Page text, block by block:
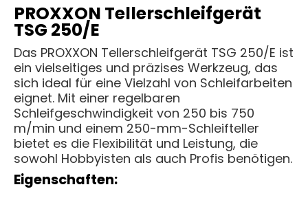
PROXXON Tellerschleifgerät
TSG 250/E
Das PROXXON Tellerschleifgerät TSG 250/E ist
ein vielseitiges und präzises Werkzeug, das
sich ideal für eine Vielzahl von Schleifarbeiten
eignet. Mit einer regelbaren
Schleifgeschwindigkeit von 250 bis 750
m/min und einem 250-mm-Schleifteller
bietet es die Flexibilität und Leistung, die
sowohl Hobbyisten als auch Profis benötigen.
Eigenschaften: